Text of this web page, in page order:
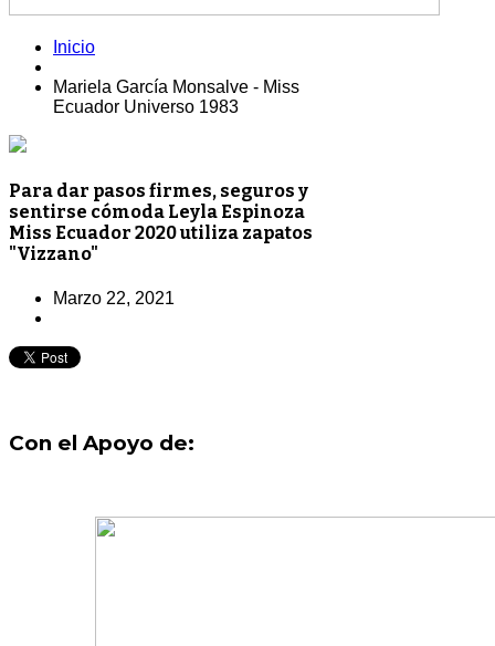
Inicio
Mariela García Monsalve - Miss
Ecuador Universo 1983
Para dar pasos firmes, seguros y
sentirse cómoda Leyla Espinoza
Miss Ecuador 2020 utiliza zapatos
"Vizzano"
Marzo 22, 2021
Con el Apoyo de: